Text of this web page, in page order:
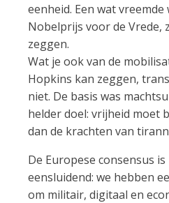
eenheid. Een wat
Nobelprijs voor de Vrede,
zeggen.
Wat je ook van de
Hopkins kan zeggen,
niet. De basis was
helder doel: vrijheid moet
dan de krachten van
De Europese consensus is
eensluidend: we hebben
om militair, digitaal en